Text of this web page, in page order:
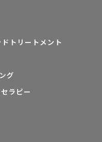
トリートメント
グ
ラピー